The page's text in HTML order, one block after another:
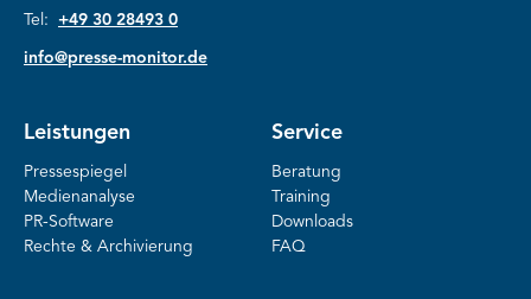
Tel: +49 30 28493 0
info@presse-monitor.de
Leistungen
Pressespiegel
Medienanalyse
PR-Software
Rechte & Archivierung
Service
Beratung
Training
Downloads
FAQ